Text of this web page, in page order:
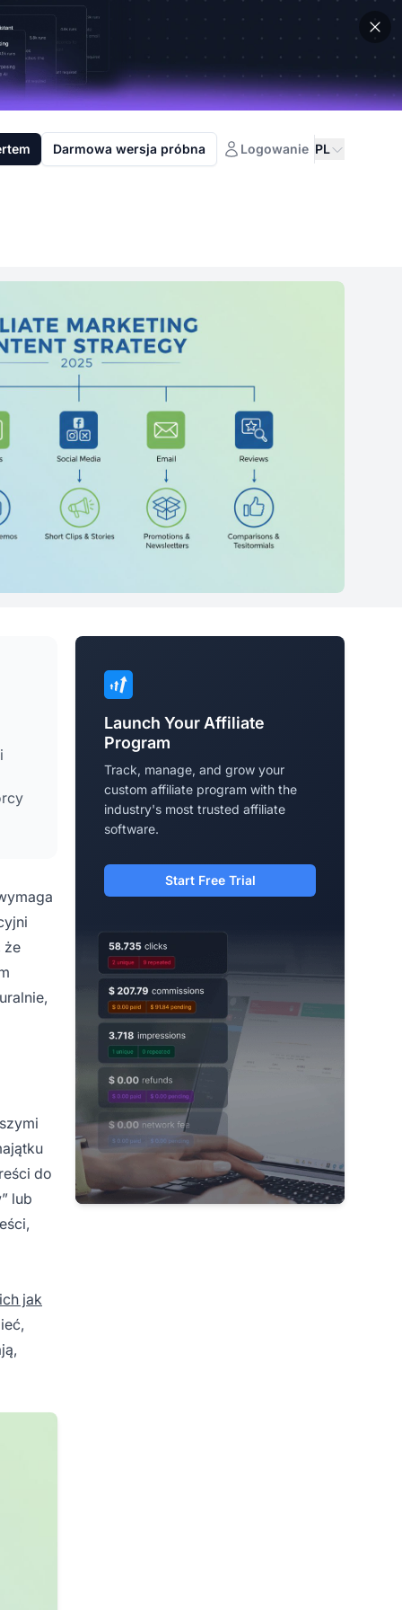
Darmowa wersja próbna Logowanie PL
że
do
lub
jak
Launch Your Affiliate
Program
Track, manage, and grow your
custom affiliate program with the
industry's most trusted affiliate
software.
Start Free Trial